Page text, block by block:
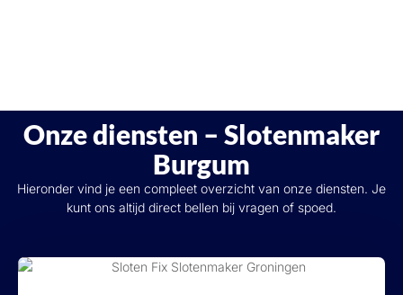
Onze diensten – Slotenmaker
Burgum
Hieronder vind je een compleet overzicht van onze diensten. Je
kunt ons altijd direct bellen bij vragen of spoed.